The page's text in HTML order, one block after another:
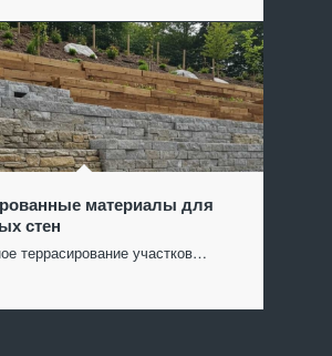
материалы для
стен
террасирование участков…